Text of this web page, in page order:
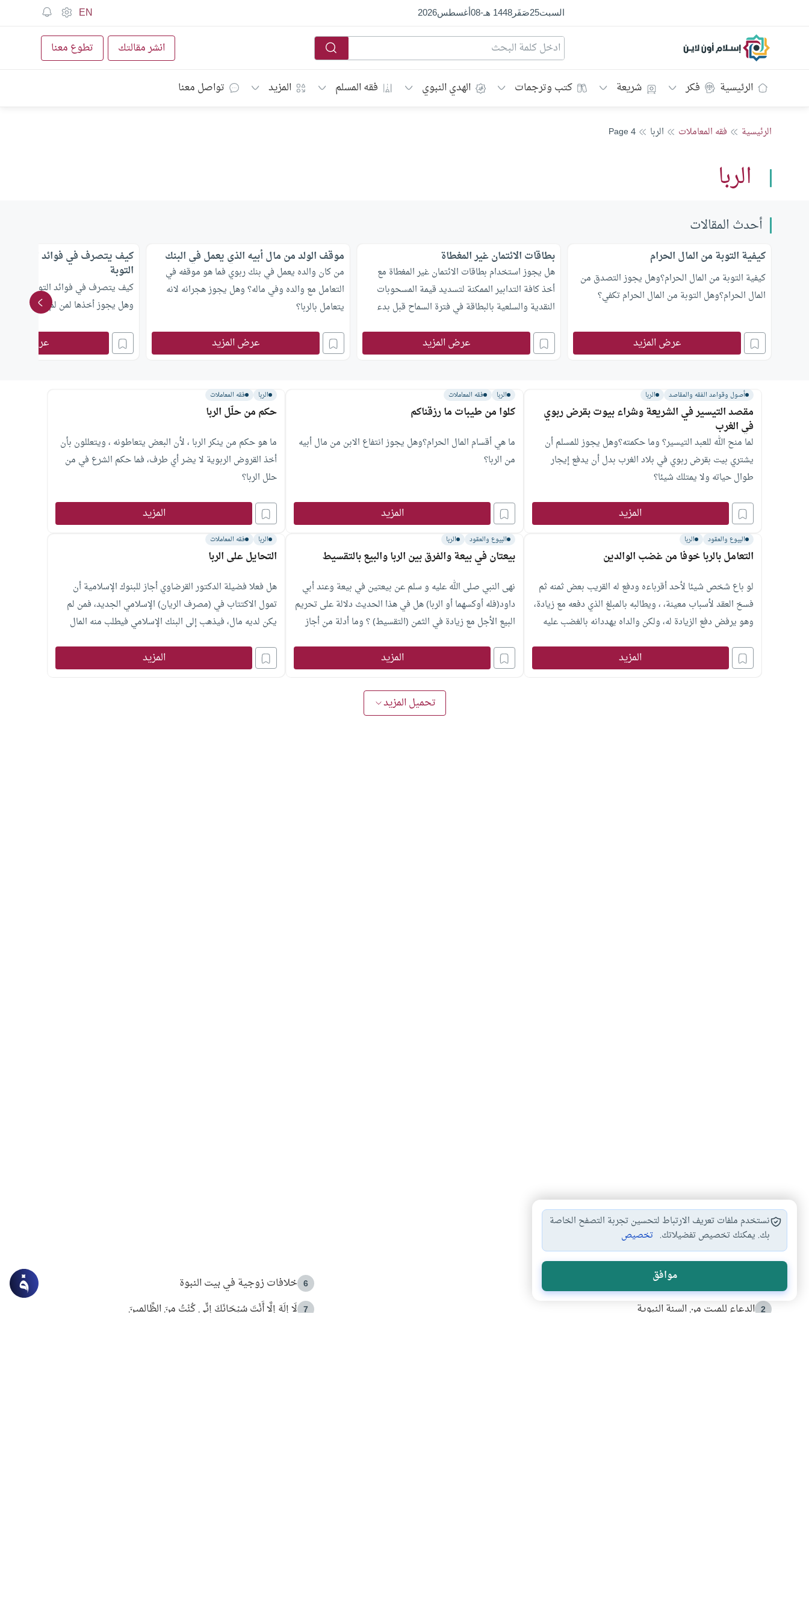
السبت25صَفَر1448 هـ -
08أغسطس2026
EN
إسلام أون لاين انشر مقالتك تطوع معنا
الرئيسية فكر شريعة كتب وترجمات الهدي النبوي فقه المسلم المزيد تواصل معنا
الرئيسية فقه المعاملات الربا Page 4
الربا
أحدث المقالات
كيفية التوبة من المال الحرام
كيفية التوبة من المال الحرام؟وهل يجوز التصدق من
المال الحرام؟وهل التوبة من المال الحرام تكفي؟
عرض المزيد
بطاقات الائتمان غير المغطاة
هل يجوز استخدام بطاقات الائتمان غير المغطاة مع
أخذ كافة التدابير الممكنة لتسديد قيمة المسحوبات
النقدية والسلعية بالبطاقة في فترة السماح قبل بدء
عرض المزيد
موقف الولد من مال أبيه الذي يعمل في البنك
من كان والده يعمل في بنك ربوي فما هو موقفه في
التعامل مع والده وفي ماله؟ وهل يجوز هجرانه لانه
يتعامل بالربا؟
عرض المزيد
كيف يتصرف في فوائد التوفير
التوبة
كيف يتصرف في فوائد التوفير
وهل يجوز أخذها لمن لم يكن يعلم
عرض المزيد
أصول وقواعد الفقه والمقاصد الربا
مقصد التيسير في الشريعة وشراء بيوت بقرض ربوي
في الغرب
لما منح الله للعبد التيسير؟ وما حكمته؟وهل يجوز للمسلم أن
يشتري بيت بقرض ربوي في بلاد الغرب بدل أن يدفع إيجار
طوال حياته ولا يمتلك شيئا؟
المزيد
الربا فقه المعاملات
كلوا من طيبات ما رزقناكم
ما هي أقسام المال الحرام؟وهل يجوز انتفاع الابن من مال أبيه
من الربا؟
المزيد
الربا فقه المعاملات
حكم من حلَّل الربا
ما هو حكم من ينكر الربا ، لأن البعض يتعاطونه ، ويتعللون بأن
أخذ القروض الربوية لا يضر أي طرف، فما حكم الشرع في من
حلل الربا؟
المزيد
البيوع والعقود الربا
التعامل بالربا خوفا من غضب الوالدين
لو باع شخص شيئا لأحد أقرباءه ودفع له القريب بعض ثمنه ثم
فسخ العقد لأسباب معينة، ، ويطالبه بالمبلغ الذي دفعه مع زيادة،
وهو يرفض دفع الزيادة له، ولكن والداه يهددانه بالغضب عليه
المزيد
البيوع والعقود الربا
بيعتان في بيعة والفرق بين الربا والبيع بالتقسيط
نهى النبي صلى الله عليه و سلم عن بيعتين في بيعة وعند أبي
داود(فله أوكسهما أو الربا) هل في هذا الحديث دلالة على تحريم
البيع الأجل مع زيادة في الثمن (التقسيط) ؟ وما أدلة من أجاز
المزيد
الربا فقه المعاملات
التحايل على الربا
هل فعلا فضيلة الدكتور القرضاوي أجاز للبنوك الإسلامية أن
تمول الاكتتاب في (مصرف الريان) الإسلامي الجديد، فمن لم
يكن لديه مال، فيذهب إلى البنك الإسلامي فيطلب منه المال
المزيد
تحميل المزيد
الأكثر قراءة
أدعية من السنة النبوية
2 الدعاء للميت من السنة النبوية
6 خلافات زوجية في بيت النبوة
7 لَا إِلَهَ إِلَّا أَنْتَ سُبْحَانَكَ إِنِّي كُنْتُ مِنَ الظَّالِمِينَ
نستخدم ملفات تعريف الارتباط لتحسين تجربة التصفح الخاصة
بك. يمكنك تخصيص تفضيلاتك. تخصيص
موافق